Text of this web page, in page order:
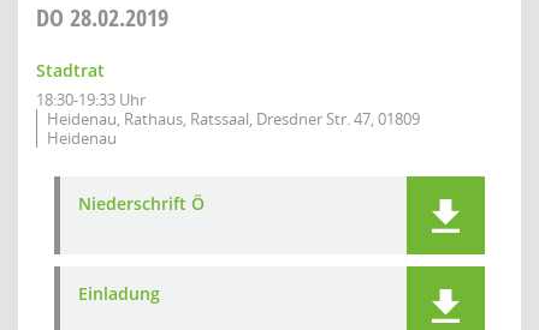
DO 28.02.2019
Stadtrat
18:30-19:33 Uhr
Heidenau, Rathaus, Ratssaal, Dresdner Str. 47, 01809
Heidenau
Niederschrift Ö
Einladung